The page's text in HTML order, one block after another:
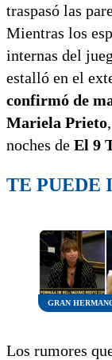
traspasó las
Mientras los
internas del
estalló en el
confirmó de
Mariela Prieto
noches de El 9
TE PUEDE
GRAN
Los rumores